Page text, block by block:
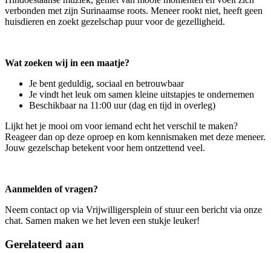
verbonden met zijn Surinaamse roots. Meneer rookt niet, heeft geen
huisdieren en zoekt gezelschap puur voor de gezelligheid.
Wat zoeken wij in een maatje?
Je bent geduldig, sociaal en betrouwbaar
Je vindt het leuk om samen kleine uitstapjes te ondernemen
Beschikbaar na 11:00 uur (dag en tijd in overleg)
Lijkt het je mooi om voor iemand echt het verschil te maken?
Reageer dan op deze oproep en kom kennismaken met deze meneer.
Jouw gezelschap betekent voor hem ontzettend veel.
Aanmelden of vragen?
Neem contact op via Vrijwilligersplein of stuur een bericht via onze
chat. Samen maken we het leven een stukje leuker!
Gerelateerd aan